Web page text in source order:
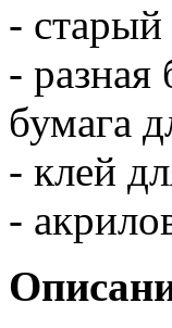
-
- разная
бумага
- клей
-